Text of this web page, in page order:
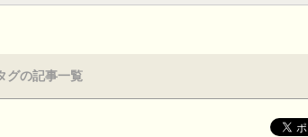
グの記事一覧